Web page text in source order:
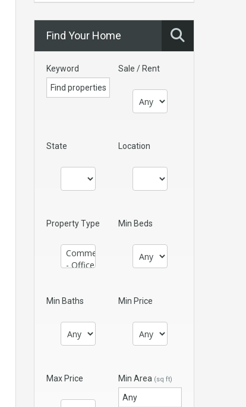
Find Your Home
Keyword Sale / Rent
State Location
Property Type Min Beds
Min Baths Min Price
Max Price Min Area (sq ft)